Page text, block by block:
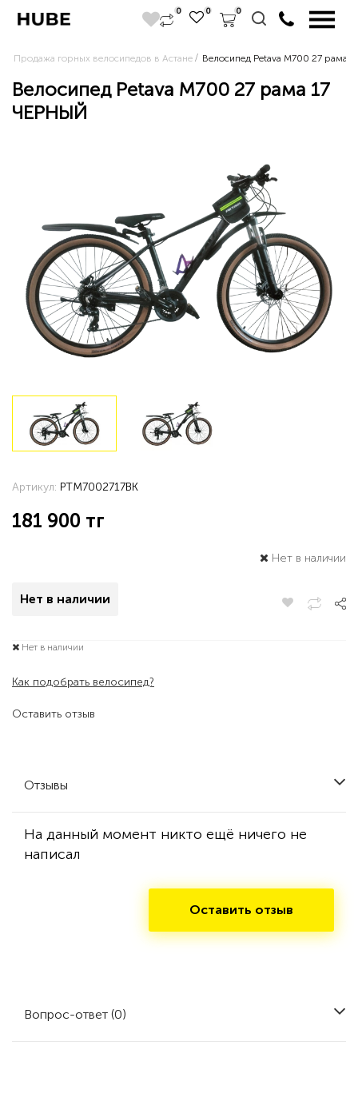
0 0 0
Продажа горных велосипедов в Астане Велосипед Petava M700 27 рама
Велосипед Petava M700 27 рама 17
ЧЕРНЫЙ
Оставить отзыв
Артикул: PTM7002717BK
181 900 тг
Нет в наличии
Нет в наличии
Нет в наличии
Как подобрать велосипед?
Отзывы
На данный момент никто ещё ничего не
написал
Оставить отзыв
Вопрос-ответ (0)